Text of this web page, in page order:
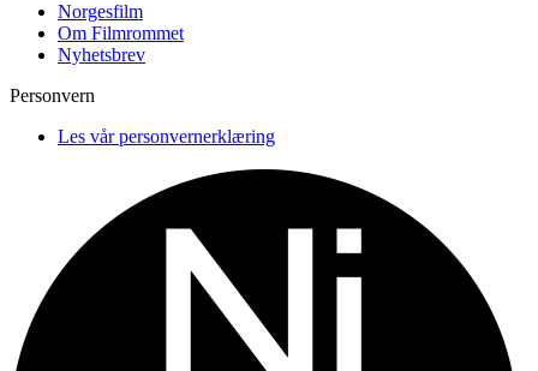
Norgesfilm
Om Filmrommet
Nyhetsbrev
Personvern
Les vår personvernerklæring